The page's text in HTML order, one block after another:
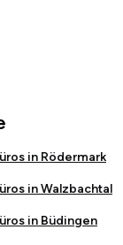
in Rödermark
inWalzbachtal
in Büdingen